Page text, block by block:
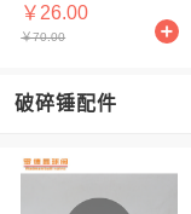
￥26.00
￥70.00
破碎锤配件